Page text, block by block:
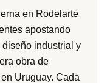
en Rodelarte
apostando
diseño industrial y
obra de
Uruguay. Cada